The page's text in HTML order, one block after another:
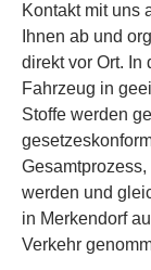
Kontakt mit uns
Ihnen ab und
direkt vor Ort. In
Fahrzeug in
Stoffe werden
werden und
in Merkendorf
Verkehr